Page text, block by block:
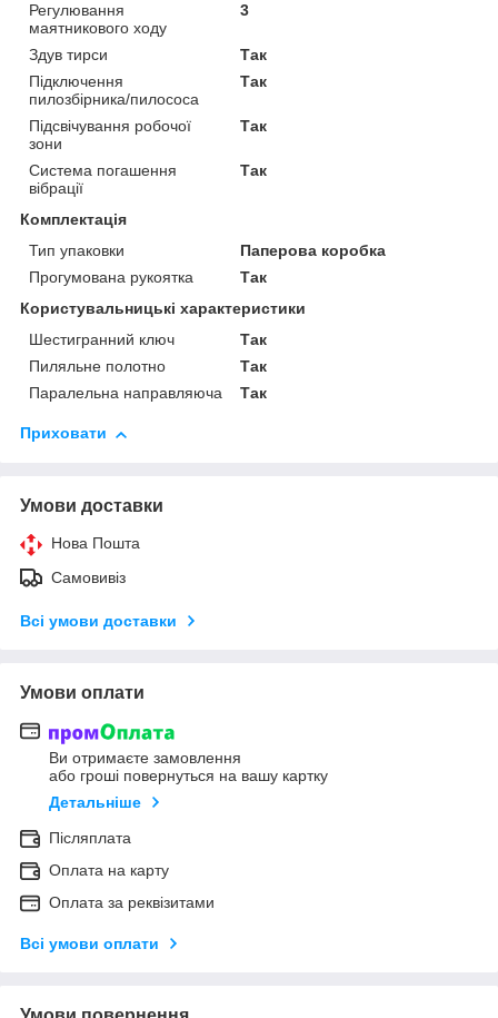
Регулювання
маятникового ходу
3
Здув тирси
Так
Підключення
пилозбірника/пилососа
Так
Підсвічування робочої
зони
Так
Система погашення
вібрації
Так
Комплектація
Тип упаковки
Паперова коробка
Прогумована рукоятка
Так
Користувальницькі характеристики
Шестигранний ключ
Так
Пиляльне полотно
Так
Паралельна направляюча
Так
Приховати
Умови доставки
Нова Пошта
Самовивіз
Всі умови доставки
Умови оплати
Ви отримаєте замовлення
або гроші повернуться на вашу картку
Детальніше
Післяплата
Оплата на карту
Оплата за реквізитами
Всі умови оплати